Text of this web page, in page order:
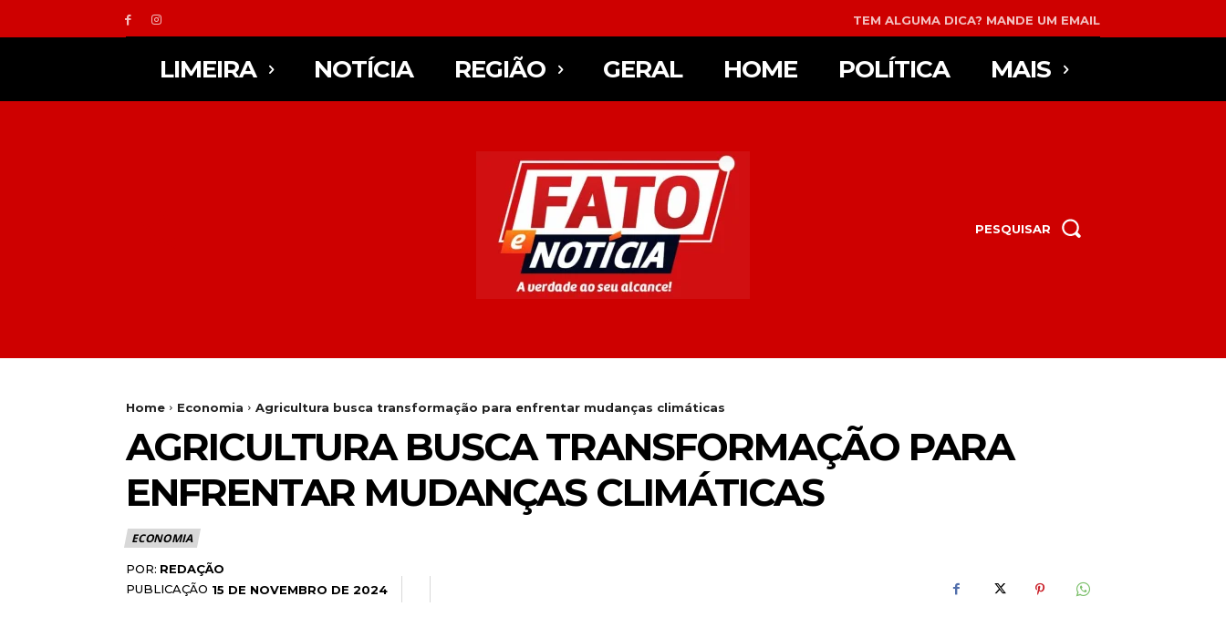
TEM ALGUMA DICA? MANDE UM EMAIL
LIMEIRA NOTÍCIA REGIÃO GERAL HOME POLÍTICA MAIS
PESQUISAR
Home Economia Agricultura busca transformação para enfrentar mudanças climáticas
AGRICULTURA BUSCA TRANSFORMAÇÃO PARA
ENFRENTAR MUDANÇAS CLIMÁTICAS
ECONOMIA
POR: REDAÇÃO
PUBLICAÇÃO 15 DE NOVEMBRO DE 2024